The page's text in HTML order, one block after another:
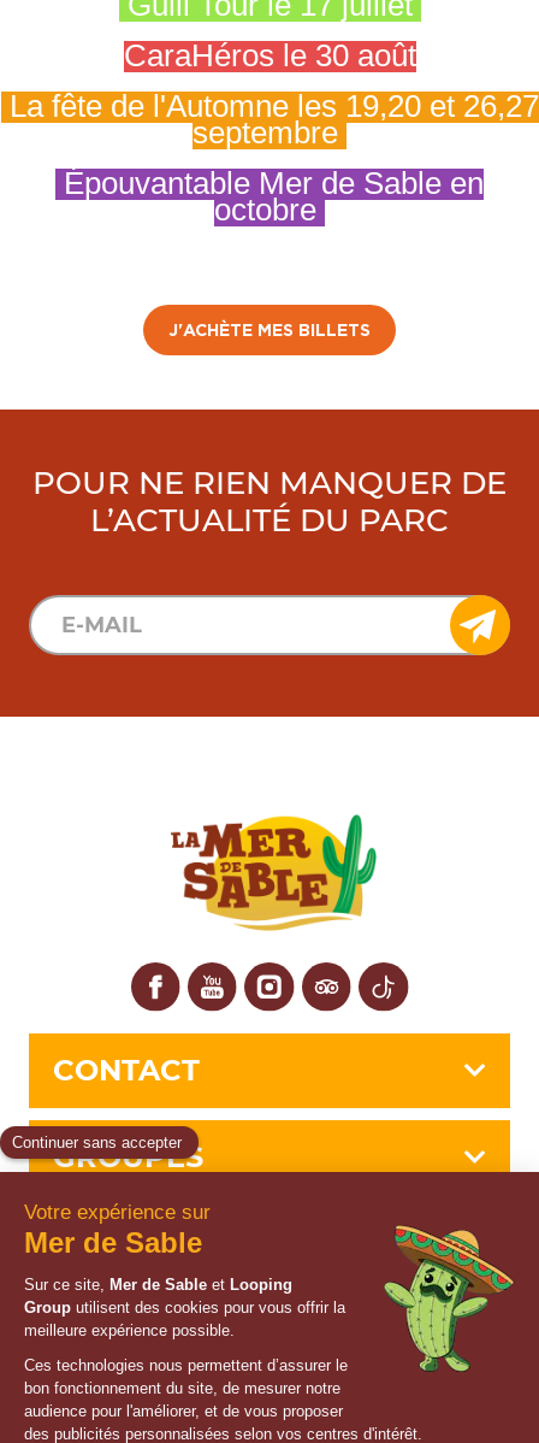
CaraHéros le 30 août
La fête de l'Automne les 19,20 et 26,27
septembre
Épouvantable Mer de Sable en
octobre
J'ACHÈTE MES BILLETS
POUR NE RIEN MANQUER DE
L’ACTUALITÉ DU PARC
FacebookYouTubeInstagramTripadvisor
TikTok
CONTACT
GROUPES
INFOS
SERVICES